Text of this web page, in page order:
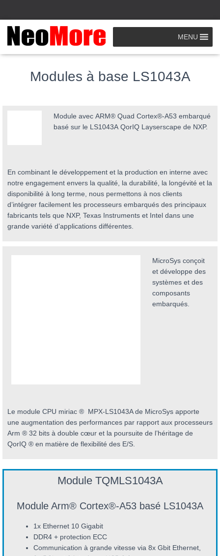
MENU
Accueil»Modules Processeur» LS1043A
Modules à base LS1043A
Module avec ARM® Quad Cortex®-A53 embarqué
basé sur le LS1043A QorIQ Layserscape de NXP.
En combinant le développement et la production en interne avec
notre engagement envers la qualité, la durabilité, la longévité et la
disponibilité à long terme, nous permettons à nos clients
d’intégrer facilement les processeurs embarqués des principaux
fabricants tels que NXP, Texas Instruments et Intel dans une
grande variété d’applications différentes.
MicroSys conçoit
et développe des
systèmes et des
composants
embarqués.
Le module CPU miriac ® MPX-LS1043A de MicroSys apporte
une augmentation des performances par rapport aux processeurs
Arm ® 32 bits à double cœur et la poursuite de l’héritage de
QorIQ ® en matière de flexibilité des E/S.
Module TQMLS1043A
Module Arm® Cortex®-A53 basé LS1043A
1x Ethernet 10 Gigabit
DDR4 + protection ECC
Communication à grande vitesse via 8x Gbit Ethernet,